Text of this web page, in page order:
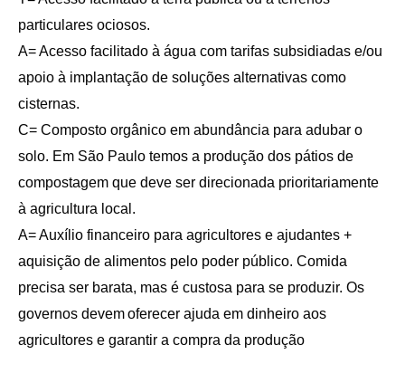
particulares ociosos.
A= Acesso facilitado à água com tarifas subsidiadas e/ou
apoio à implantação de soluções alternativas como
cisternas.
C= Composto orgânico em abundância para adubar o
solo. Em São Paulo temos a produção dos pátios de
compostagem que deve ser direcionada prioritariamente
à agricultura local.
A= Auxílio financeiro para agricultores e ajudantes +
aquisição de alimentos pelo poder público. Comida
precisa ser barata, mas é custosa para se produzir. Os
governos devemoferecer ajuda em dinheiro aos
agricultores e garantir a compra da produção